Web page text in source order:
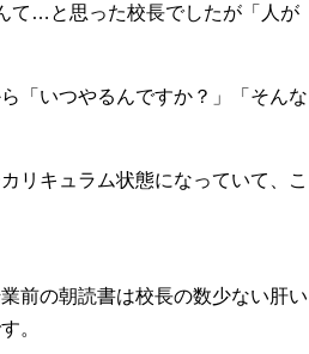
て…と思った校長でしたが「人が
「いつやるんですか？」「そんな
リキュラム状態になっていて、こ
前の朝読書は校長の数少ない肝い
。